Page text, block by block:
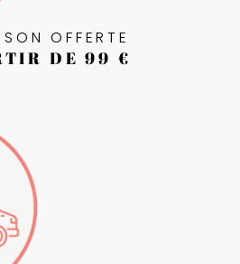
OFFERTE
DE 99 €